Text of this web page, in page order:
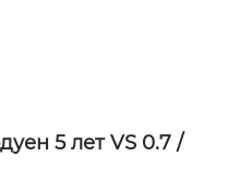
5 лет VS 0.7 /